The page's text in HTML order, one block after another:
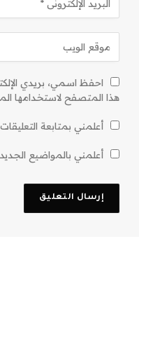
احفظ اسمي، بريدي
هذا المتصفح لاستخدامها
أعلمني بمتابعة
أعلمني بالمواضيع